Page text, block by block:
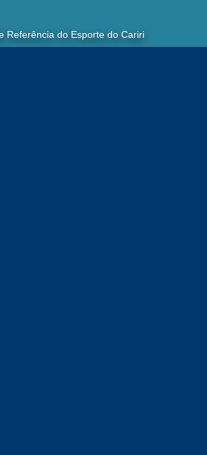
Referência do Esporte do Cariri